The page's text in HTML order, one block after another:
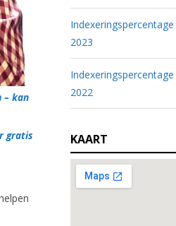
– kan
gratis
2023
2022
KAART